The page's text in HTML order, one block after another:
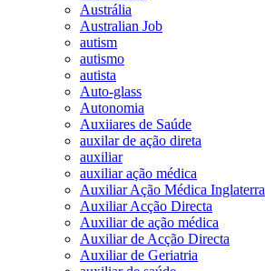
Austrália
Australian Job
autism
autismo
autista
Auto-glass
Autonomia
Auxiiares de Saúde
auxilar de ação direta
auxiliar
auxiliar ação médica
Auxiliar Ação Médica Inglaterra
Auxiliar Acção Directa
Auxiliar de ação médica
Auxiliar de Acção Directa
Auxiliar de Geriatria